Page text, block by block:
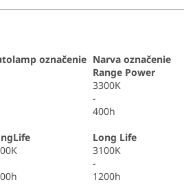
označenie Narva označenie
Range Power
3300K
-
400h
Long Life
3100K
-
1200h